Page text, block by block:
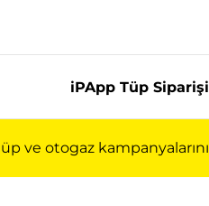
iPApp Tüp Siparişi
ve otogaz kampanyalarını